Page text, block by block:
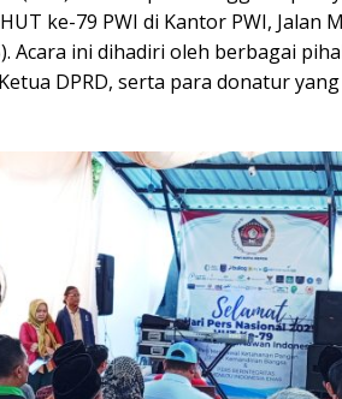
ke-79 PWI di Kantor PWI, Jalan
Acara ini dihadiri oleh berbagai
DPRD, serta para donatur